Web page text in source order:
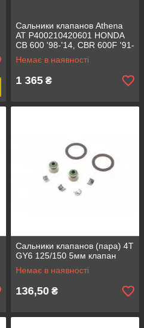
Сальники клапанов Athena
AT P400210420601 HONDA
CB 600 '98-'14, CBR 600F '91-
'12, CBR 900RR, CBR1000
Немає в наявності
1 365 ₴
Сальники клапанов (пара) 4T
GY6 125/150 5мм клапан
Немає в наявності
136,50 ₴